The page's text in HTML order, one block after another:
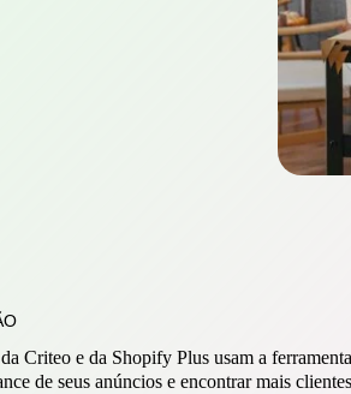
Criteo e da Shopify Plus usam a
de seus anúncios e encontrar mais